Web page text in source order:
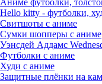
Аниме футболки,
Hello kitty - футболки,
Свитшоты с аниме
Сумки шопперы с аниме
Уэнсдей Аддамс
Футболки с аниме
Худи с аниме
Защитные плёнки на